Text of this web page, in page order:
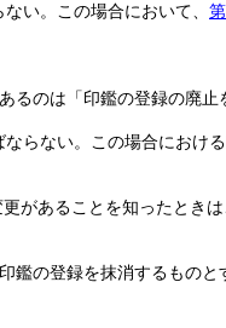
い。 この場合において、
るのは「印鑑の登録の廃止
らない。
この場合におけ
があることを知ったときは
鑑の登録を抹消するものと